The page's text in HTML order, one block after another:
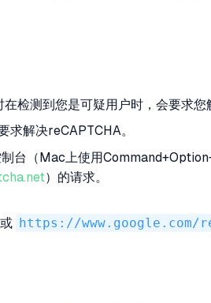
检测到您是可疑用户时，会要求
求解决reCAPTCHA。
台（Mac上使用
）的请求。
https://www.google.com/